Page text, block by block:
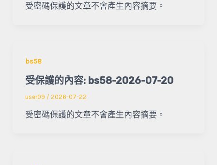
受密碼保護的文章不會產生內容摘要。
bs58
受保護的內容: bs58-2026-07-20
user09 / 2026-07-22
受密碼保護的文章不會產生內容摘要。